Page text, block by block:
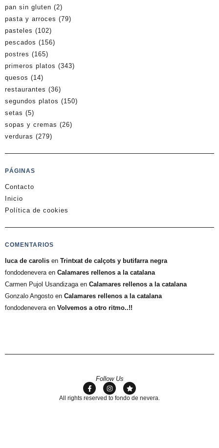
pan sin gluten (2)
pasta y arroces (79)
pasteles (102)
pescados (156)
postres (165)
primeros platos (343)
quesos (14)
restaurantes (36)
segundos platos (150)
setas (5)
sopas y cremas (26)
verduras (279)
PÁGINAS
Contacto
Inicio
Política de cookies
COMENTARIOS
luca de carolis en Trintxat de calçots y butifarra negra
fondodeneveraen Calamares rellenos a la catalana
Carmen Pujol Usandizagaen Calamares rellenos a la catalana
Gonzalo Angosto en Calamares rellenos a la catalana
fondodeneveraen Volvemos a otro ritmo..!!
Follow Us
All rights reserved to fondo de nevera.